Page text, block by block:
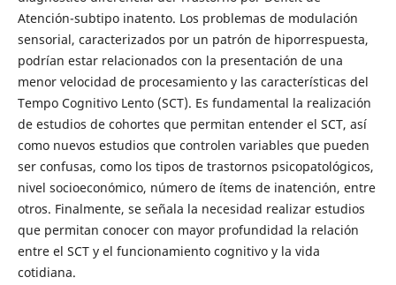
Atención-subtipo inatento. Los problemas de modulación
sensorial, caracterizados por un patrón de hiporrespuesta,
podrían estar relacionados con la presentación de una
menor velocidad de procesamiento y las características del
Tempo Cognitivo Lento (SCT). Es fundamental la realización
de estudios de cohortes que permitan entender el SCT, así
como nuevos estudios que controlen variables que pueden
ser confusas, como los tipos de trastornos psicopatológicos,
nivel socioeconómico, número de ítems de inatención, entre
otros. Finalmente, se señala la necesidad realizar estudios
que permitan conocer con mayor profundidad la relación
entre el SCT y el funcionamiento cognitivo y la vida
cotidiana.